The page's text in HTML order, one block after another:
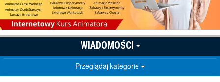
WIADOMOŚCI
Przeglądaj kategorie